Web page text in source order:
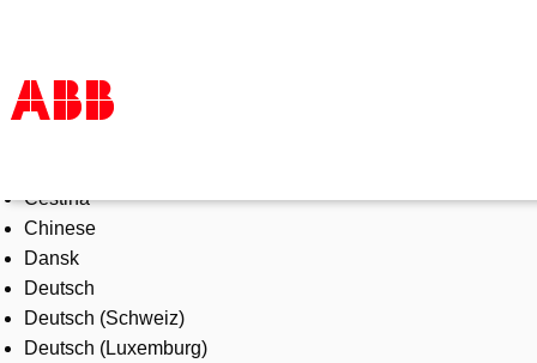
Products & Solutions
Industries
Services
About us
Where to buy
Contact us
Čeština
Chinese
Dansk
Deutsch
Deutsch (Schweiz)
Deutsch (Luxemburg)